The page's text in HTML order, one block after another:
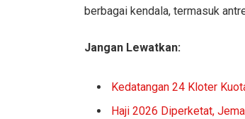
berbagai kendala, termasuk
Jangan Lewatkan:
Kedatangan 24 Kloter
Haji 2026 Diperketat,